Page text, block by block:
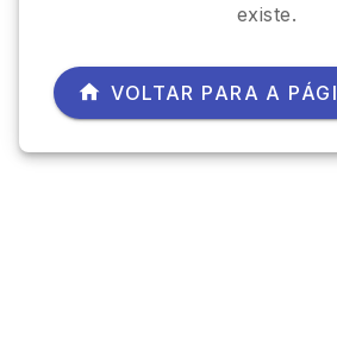
existe.
VOLTAR PARA A